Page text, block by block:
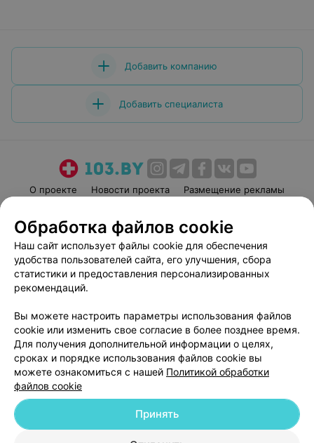
Добавить компанию
Добавить специалиста
О проекте Новости проекта
Размещение рекламы
Пользовательское соглашение
Способы оплаты
Вакансии
Партнеры
Написать руководителю 103.by
Обработка персональных данных
© 2026 ООО «Артокс Лаб», УНП 191700409
| 220012, Республика Беларусь,
г. Минск, улица Толбухина, 2, пом. 16 | help@103.by
Обработка файлов cookie
Наш сайт использует файлы cookie для обеспечения
удобства пользователей сайта, его улучшения, сбора
статистики и предоставления персонализированных
рекомендаций.
Вы можете настроить параметры использования файлов
cookie или изменить свое согласие в более позднее время.
Для получения дополнительной информации о целях,
сроках и порядке использования файлов cookie вы
можете ознакомиться с нашей Политикой обработки
файлов cookie
Принять